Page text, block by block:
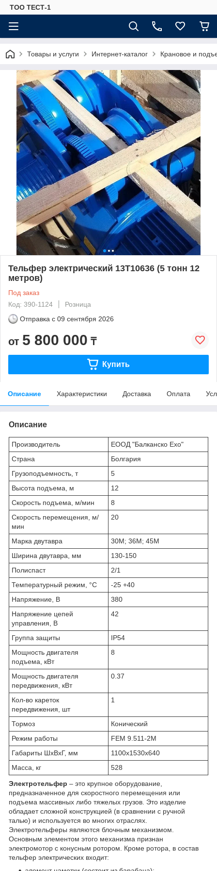
ТОО ТЕСТ-1
Товары и услуги Интернет-каталог Крановое и
Тельфер электрический 13Т10636 (5 тонн 12
метров)
Под заказ
Код: 390-1124
Розница
Отправка с 09 сентября 2026
от 5 800 000 ₸
Купить
Описание Характеристики Доставка Оплата
Описание
Производитель
ЕООД "Балканско Ехо"
Страна
Болгария
Грузоподъемность, т
5
Высота подъема, м
12
Скорость подъема, м/мин
8
Скорость перемещения, м/
мин
20
Марка двутавра
30М; 36М; 45М
Ширина двутавра, мм
130-150
Полиспаст
2/1
Температурный режим, °С
-25 +40
Напряжение, В
380
Напряжение цепей
управления, В
42
Группа защиты
IP54
Мощность двигателя
подъема, кВт
8
Мощность двигателя
передвижения, кВт
0.37
Кол-во кареток
передвижения, шт
1
Тормоз
Конический
Режим работы
FEM 9.511-2М
Габариты ШхВхГ, мм
1100х1530х640
Масса, кг
528
Электротельфер – это крупное оборудование,
предназначенное для скоростного перемещения или
подъема массивных либо тяжелых грузов. Это изделие
обладает сложной конструкцией (в сравнении с ручной
талью) и используется во многих отраслях.
Электротельферы являются блочным механизмом.
Основным элементом этого механизма признан
электромотор с конусным ротором. Кроме ротора, в состав
тельфер электрических входит: